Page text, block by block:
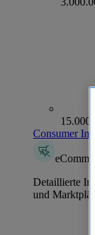
Consumer
Detaillierte
und